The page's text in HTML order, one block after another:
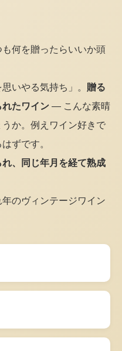
何を贈ったらいいか頭
いやる気持ち」。 贈る
たワイン — こんな素晴
か。例えワイン好きで
ずです。
、同じ年月を経て熟成
のヴィンテージワイン